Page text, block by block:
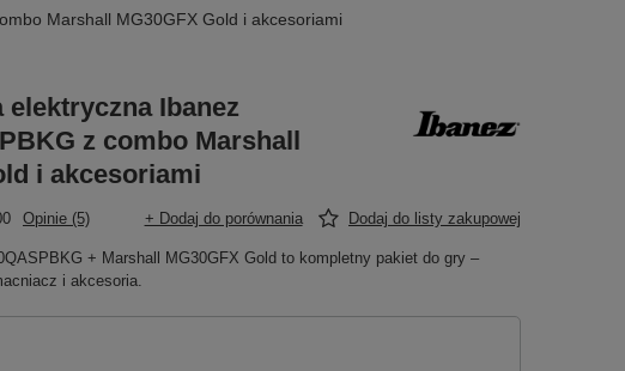
Marshall MG30GFX Gold i akcesoriami
elektryczna Ibanez
z combo Marshall
i akcesoriami
Opinie (5) + Dodaj do porównania Dodaj do listy zakupowej
+ Marshall MG30GFX Gold to kompletny pakiet do gry –
i akcesoria.